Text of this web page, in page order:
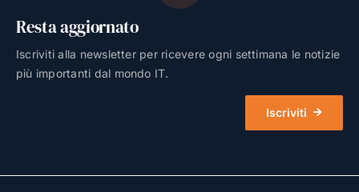
Resta aggiornato
Iscriviti alla newsletter per ricevere ogni settimana le notizie
più importanti dal mondo IT.
Iscriviti